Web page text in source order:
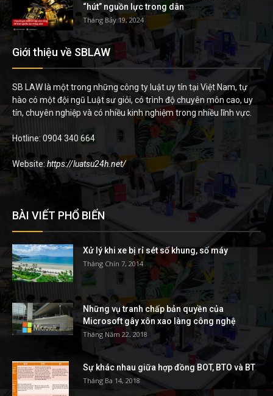
“hút” nguồn lực trong dân
Tháng Bảy 19, 2024
Giới thiệu về SBLAW
SB LAW là một trong những công ty luật uy tín tại Việt Nam, tự
hào có một đội ngũ Luật sư giỏi, có trình độ chuyên môn cao, uy
tín, chuyên nghiệp và có nhiều kinh nghiệm trong nhiều lĩnh vực.
Hotline: 0904 340 664
Website: https://luatsu24h.net/
BÀI VIẾT PHỔ BIẾN
Xử lý khi xe bị rỉ sét số khung, số máy
Tháng Chín 7, 2014
Những vụ tranh chấp bản quyền của
Microsoft gây xôn xao làng công nghệ
Tháng Năm 22, 2018
Sự khác nhau giữa hợp đồng BOT, BTO và BT
Tháng Ba 14, 2018